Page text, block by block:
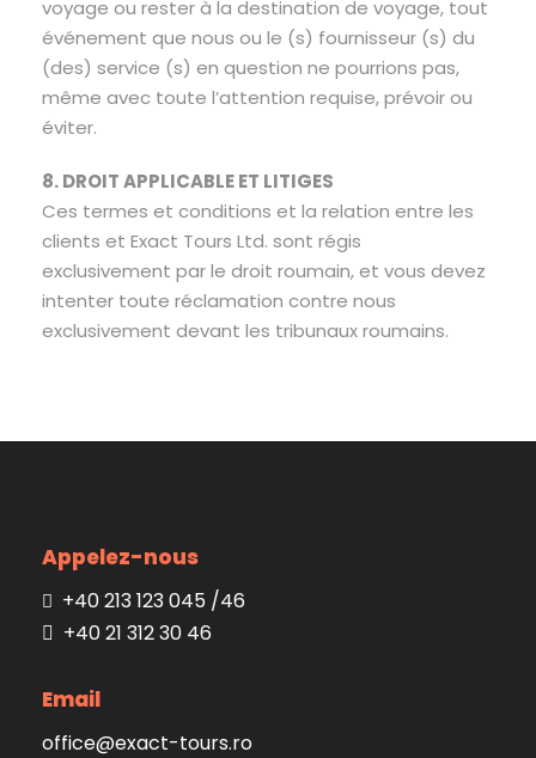
voyage ou rester à la destination de voyage, tout
événement que nous ou le (s) fournisseur (s) du
(des) service (s) en question ne pourrions pas,
même avec toute l’attention requise, prévoir ou
éviter.
8. DROIT APPLICABLE ET LITIGES
Ces termes et conditions et la relation entre les
clients et Exact Tours Ltd. sont régis
exclusivement par le droit roumain, et vous devez
intenter toute réclamation contre nous
exclusivement devant les tribunaux roumains.
Appelez-nous
+40 213 123 045 /46
+40 21 312 30 46
Email
office@exact-tours.ro